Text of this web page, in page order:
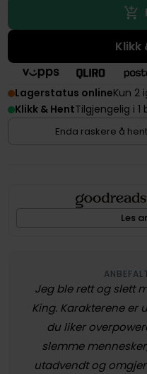
Klikk
Lagerstatus onlineKun 2
Klikk & HentTilgjengelig i 1
Enda raskere å
Les
Jeg ble rett og slett
King. Karakterene er
du liker
slemme
utadvendt og